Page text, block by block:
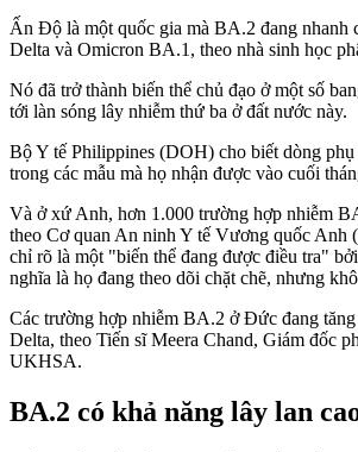
Ấn Độ là một quốc gia mà BA.2 đang nhanh
Delta và Omicron BA.1, theo nhà sinh học
Nó đã trở thành biến thể chủ đạo ở một số
tới làn sóng lây nhiễm thứ ba ở đất nước này.
Bộ Y tế Philippines (DOH) cho biết dòng
trong các mẫu mà họ nhận được vào cuối
Và ở xứ Anh, hơn 1.000 trường hợp nhiễm
theo Cơ quan An ninh Y tế Vương quốc
chỉ rõ là một "biến thể đang được điều tra"
nghĩa là họ đang theo dõi chặt chẽ, nhưng
Các trường hợp nhiễm BA.2 ở Đức đang
Delta, theo Tiến sĩ Meera Chand, Giám đốc
UKHSA.
BA.2 có khả năng lây lan